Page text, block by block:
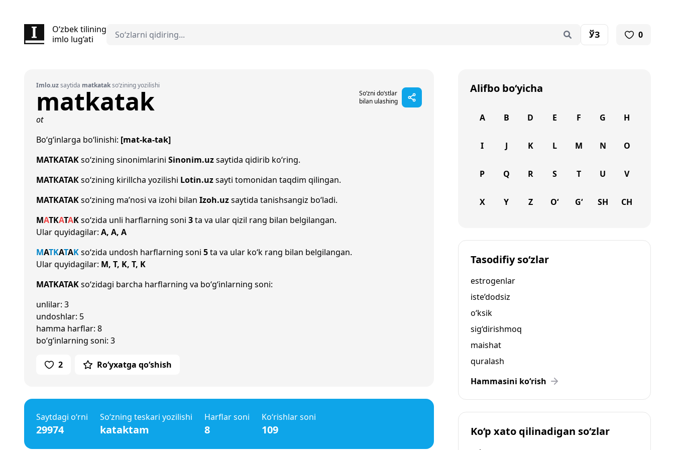
O‘zbek tilining
imlo lug‘ati
ЎЗ 0
Imlo.uzsaytida matkatakso‘zining yozilishi
matkatak
So‘zni do‘stlar
bilan ulashing
ot
Bo‘g‘inlarga bo‘linishi: [mat-ka-tak]
MATKATAKso‘zining sinonimlarini Sinonim.uzsaytida qidirib ko‘ring.
МАТКАТАКso‘zining kirillcha yozilishi Lotin.uzsayti tomonidan taqdim qilingan.
MATKATAKso‘zining ma’nosi va izohi bilan Izoh.uzsaytida tanishsangiz bo‘ladi.
MATKATAKso‘zida unli harflarning soni 3ta va ular qizil rang bilan belgilangan.
Ular quyidagilar: A, A, A
MATKATAKso‘zida undosh harflarning soni 5ta va ular ko‘k rang bilan belgilangan.
Ular quyidagilar: M, T, K, T, K
MATKATAKso‘zidagi barcha harflarning va bo‘g‘inlarning soni:
unlilar: 3
undoshlar: 5
hamma harflar: 8
bo‘g‘inlarning soni: 3
2 Ro‘yxatga qo‘shish
Saytdagi o‘rni
29974
So‘zning teskari yozilishi
kataktam
Harflar soni
8
Ko‘rishlar soni
109
Alifbo bo‘yicha
A B D E F G H
I J K L M N O
P Q R S T U V
X Y Z O‘ G‘ SH CH
Tasodifiy so‘zlar
estrogenlar
iste’dodsiz
o‘ksik
sig‘dirishmoq
maishat
quralash
Hammasini ko‘rish
Ko‘p xato qilinadigan so‘zlar